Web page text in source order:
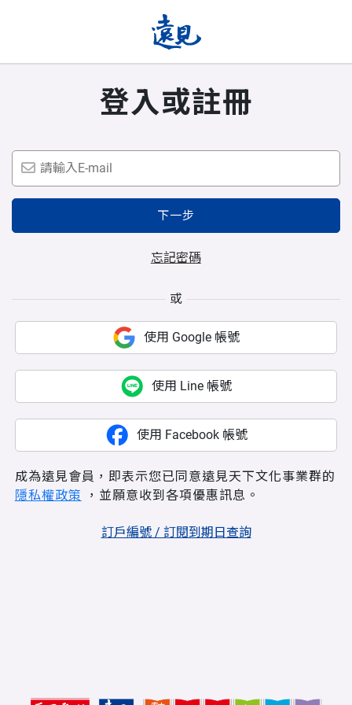
登入或註冊
下一步
忘記密碼
或
使用 Google 帳號
使用 Line 帳號
使用 Facebook 帳號
成為遠見會員，即表示您已同意遠見天下文化事業群的
隱私權政策 ，並願意收到各項優惠訊息。
訂戶編號 / 訂閱到期日查詢